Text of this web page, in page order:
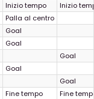
Inizio tempo
Inizio
Palla al centro
Goal
Goal
Goal
Goal
Goal
Fine tempo
Fine